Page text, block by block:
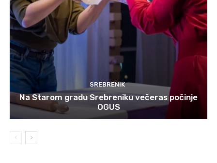
SREBRENIK
Na Starom gradu Srebreniku večeras počinje
OGUS